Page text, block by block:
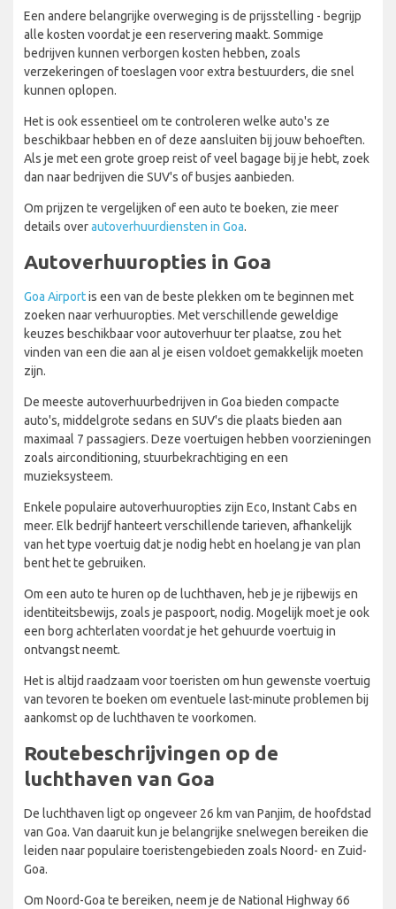
Een andere belangrijke overweging is de prijsstelling - begrijp
alle kosten voordat je een reservering maakt. Sommige
bedrijven kunnen verborgen kosten hebben, zoals
verzekeringen of toeslagen voor extra bestuurders, die snel
kunnen oplopen.
Het is ook essentieel om te controleren welke auto's ze
beschikbaar hebben en of deze aansluiten bij jouw behoeften.
Als je met een grote groep reist of veel bagage bij je hebt, zoek
dan naar bedrijven die SUV's of busjes aanbieden.
Om prijzen te vergelijken of een auto te boeken, zie meer
details overautoverhuurdiensten in Goa.
Autoverhuuropties in Goa
Goa Airportis een van de beste plekken om te beginnen met
zoeken naar verhuuropties. Met verschillende geweldige
keuzes beschikbaar voor autoverhuur ter plaatse, zou het
vinden van een die aan al je eisen voldoet gemakkelijk moeten
zijn.
De meeste autoverhuurbedrijven in Goa bieden compacte
auto's, middelgrote sedans en SUV's die plaats bieden aan
maximaal 7 passagiers. Deze voertuigen hebben voorzieningen
zoals airconditioning, stuurbekrachtiging en een
muzieksysteem.
Enkele populaire autoverhuuropties zijn Eco, Instant Cabs en
meer. Elk bedrijf hanteert verschillende tarieven, afhankelijk
van het type voertuig dat je nodig hebt en hoelang je van plan
bent het te gebruiken.
Om een auto te huren op de luchthaven, heb je je rijbewijs en
identiteitsbewijs, zoals je paspoort, nodig. Mogelijk moet je ook
een borg achterlaten voordat je het gehuurde voertuig in
ontvangst neemt.
Het is altijd raadzaam voor toeristen om hun gewenste voertuig
van tevoren te boeken om eventuele last-minute problemen bij
aankomst op de luchthaven te voorkomen.
Routebeschrijvingen op de
luchthaven van Goa
De luchthaven ligt op ongeveer 26 km van Panjim, de hoofdstad
van Goa. Van daaruit kun je belangrijke snelwegen bereiken die
leiden naar populaire toeristengebieden zoals Noord- en Zuid-
Goa.
Om Noord-Goa te bereiken, neem je de National Highway 66